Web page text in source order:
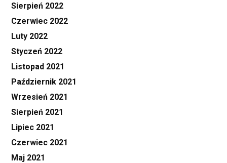
Sierpień 2022
Czerwiec 2022
Luty 2022
Styczeń 2022
Listopad 2021
Październik 2021
Wrzesień 2021
Sierpień 2021
Lipiec 2021
Czerwiec 2021
Maj 2021